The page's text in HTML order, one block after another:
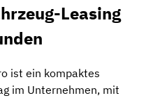
Leasing
ist ein kompaktes
im Unternehmen, mit